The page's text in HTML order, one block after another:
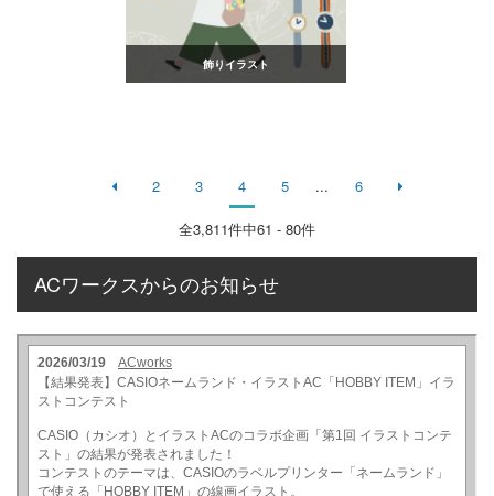
飾りイラスト
2 3 4 5 ... 6
全3,811件中61 - 80件
ACワークスからのお知らせ